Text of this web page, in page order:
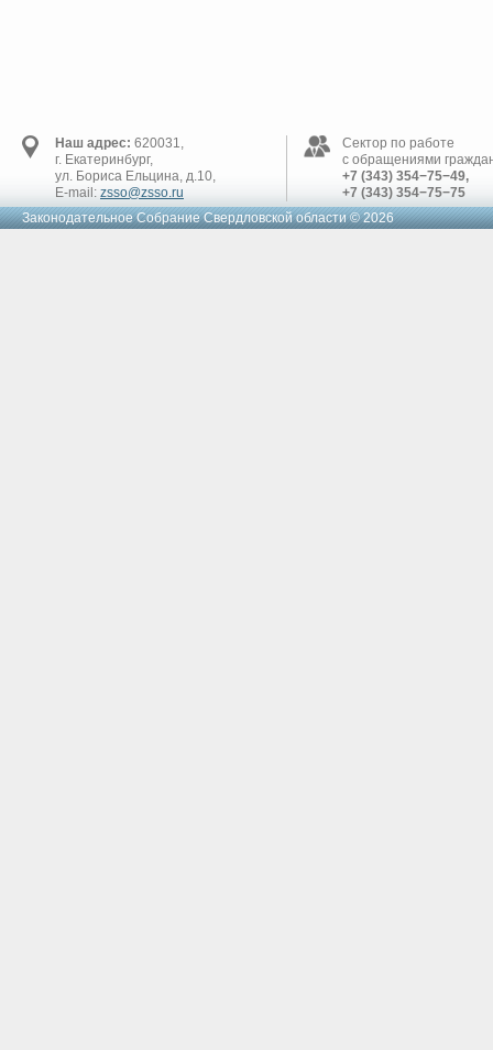
Наш адрес: 620031,
г. Екатеринбург,
ул. Бориса Ельцина, д.10,
E-mail: zsso@zsso.ru
Сектор по работе
с обращениями
+7 (343) 354−75−49,
+7 (343) 354−75−75
Законодательное Cобрание Свердловской области © 2026